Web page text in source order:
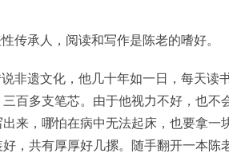
传承人，阅读和写作是陈老的嗜好。
非遗文化，他几十年如一日，每天读
百多支笔芯。由于他视力不好，也
来，哪怕在病中无法起床，也要拿
，共有厚厚好几摞。随手翻开一本